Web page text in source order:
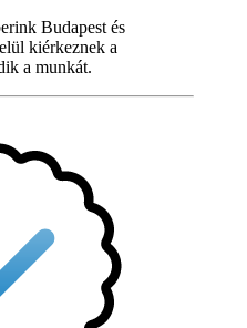
Budapest és
kiérkeznek a
a munkát.